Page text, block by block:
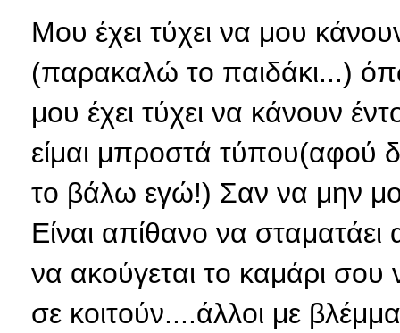
Μου έχει τύχει να μου
(παρακαλώ το παιδάκι...)
μου έχει τύχει να κάνουν
είμαι μπροστά τύπου(αφού
το βάλω εγώ!) Σαν να μην
Είναι απίθανο να
να ακούγεται το καμάρι σου
σε κοιτούν....άλλοι με